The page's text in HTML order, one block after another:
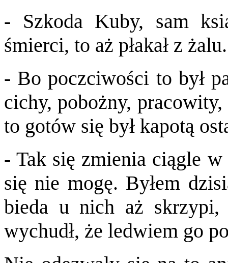
- Szkoda Kuby, sam
śmierci, to aż płakał z żalu.
- Bo poczciwości to był
cichy, pobożny,
to gotów się był kapotą
- Tak się zmienia ciągle
się nie mogę. Byłem
bieda u nich aż
wychudł, że ledwiem go